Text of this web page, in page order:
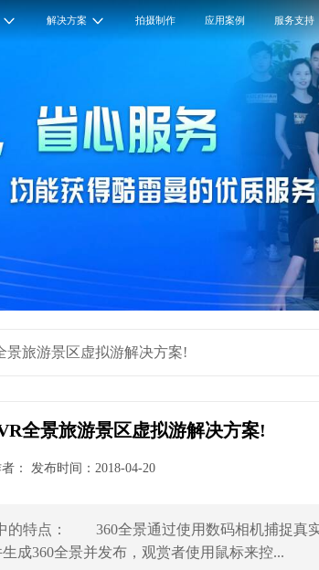
解决方案 拍摄制作 应用案例 服务支持
景旅游景区虚拟游解决方案!
全景旅游景区虚拟游解决方案!
： 发布时间：2018-04-20
特点： 360全景通过使用数码相机捕捉真
成360全景并发布，观赏者使用鼠标来控...